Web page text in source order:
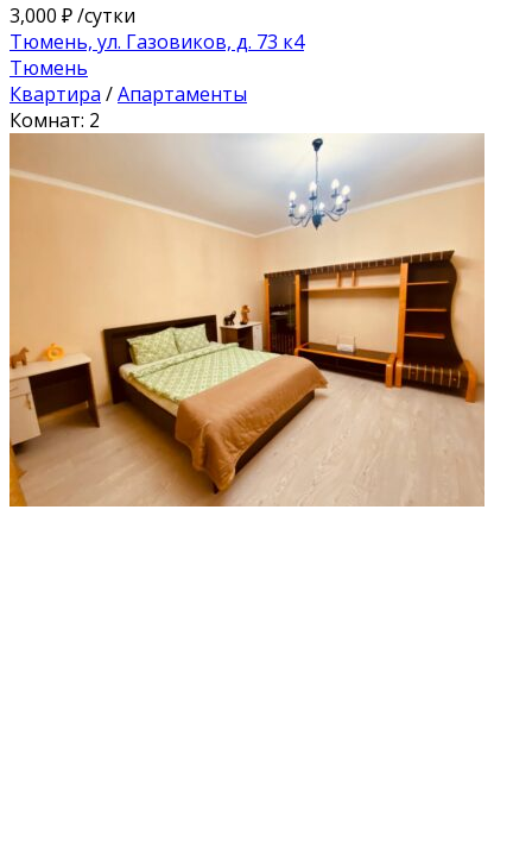
3,000 ₽/сутки
Тюмень, ул. Газовиков, д. 73 к4
Тюмень
Квартира /Апартаменты
Комнат: 2